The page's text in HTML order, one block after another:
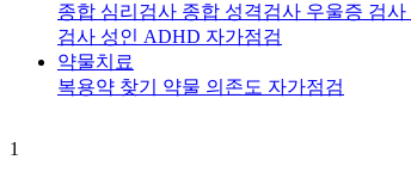
종합 심리검사 종합 성격검사 우울증 검사
검사 성인 ADHD 자가점검
약물치료
복용약 찾기 약물 의존도 자가점검
1